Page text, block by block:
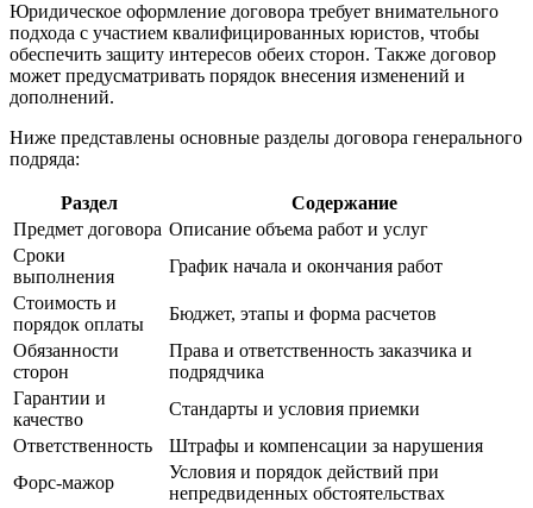
Юридическое оформление договора требует внимательного
подхода с участием квалифицированных юристов, чтобы
обеспечить защиту интересов обеих сторон. Также договор
может предусматривать порядок внесения изменений и
дополнений.
Ниже представлены основные разделы договора генерального
подряда:
Раздел
Содержание
Предмет договора Описание объема работ и услуг
Сроки
выполнения
График начала и окончания работ
Стоимость и
порядок оплаты
Бюджет, этапы и форма расчетов
Обязанности
сторон
Права и ответственность заказчика и
подрядчика
Гарантии и
качество
Стандарты и условия приемки
Ответственность
Штрафы и компенсации за нарушения
Форс-мажор
Условия и порядок действий при
непредвиденных обстоятельствах